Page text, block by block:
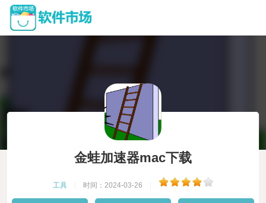
金蛙加速器mac下载
工具 时间：2024-03-26